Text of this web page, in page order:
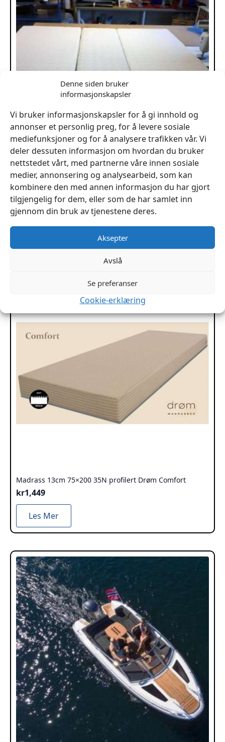
Denne siden bruker
informasjonskapsler
Vi bruker informasjonskapsler for å gi innhold og
annonser et personlig preg, for å levere sosiale
mediefunksjoner og for å analysere trafikken vår. Vi
deler dessuten informasjon om hvordan du bruker
nettstedet vårt, med partnerne våre innen sosiale
medier, annonsering og analysearbeid, som kan
kombinere den med annen informasjon du har gjort
tilgjengelig for dem, eller som de har samlet inn
gjennom din bruk av tjenestene deres.
Aksepter
Avslå
Se preferanser
Cookie-erklæring
Overmadrass Bobil Cathargo Liner for two M45991
kr9,590
Madrass 13cm 75×200 35N profilert Drøm Comfort
kr1,449
Les Mer